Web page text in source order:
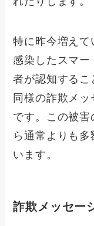
特に昨今増えて
感染したスマ
者が認知するこ
同様の詐欺メ
です。この被
ら通常よりも
います。
詐欺メッセー